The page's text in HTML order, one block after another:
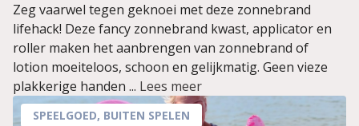
Zeg vaarwel tegen geknoei met deze zonnebrand
lifehack! Deze fancy zonnebrand kwast, applicator en
roller maken het aanbrengen van zonnebrand of
lotion moeiteloos, schoon en gelijkmatig. Geen vieze
plakkerige handen ... Lees meer
SPEELGOED, BUITEN SPELEN